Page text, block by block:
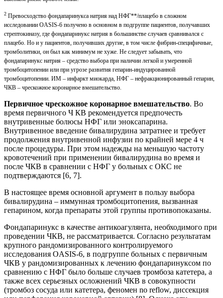
2 Превосходство фондапаринукса натрия над НФГ**/плацебо в сложном
исследовании OASIS-6 получено в основном в подгруппе пациентов, получавших
стрептокиназу, где фондапаринукс натрия в большинстве случаев сравнивался c
плацебо. Но и у пациентов, получивших другие, в том числе фибрин-специфичные,
тромболитики, он был как минимум не хуже. Не следует забывать, что
фондапаринукс натрия – средство выбора при наличии легкой и умеренной
тромбоцитопении или при угрозе развития гепарин-индуцированной
тромбоцитопении. ИМ – инфаркт миокарда, НФГ – нефракционированный гепарин,
ЧКВ – чрескожное коронарное вмешательство.
Первичное чрескожное коронарное вмешательство. Во
время первичного Ч КВ рекомендуется предпочесть
внутривенные болюсы НФГ или эноксапарина.
Внутривенное введение бивалирудина затратнее и требует
продолжения внутривенной инфузии по крайней мере 4 ч
после процедуры. При этом надежды на меньшую частоту
кровотечений при применении бивалирудина во время и
после ЧКВ в сравнении c НФГ у больных c ОКС не
подтверждаются [6, 7].
В настоящее время основной аргумент в пользу выбора
бивалирудина – иммунная тромбоцитопения, вызванная
гепарином, когда препараты этой группы противопоказаны.
Фондапаринукс в качестве антикоагулянта, необходимого при
проведении ЧКВ, не рассматривается. Согласно результатам
крупного рандомизированного контролируемого
исследования OASIS-6, в подгруппе больных c первичным
ЧКВ у рандомизированных к лечению фондапаринуксом по
сравнению c НФГ было больше случаев тромбоза катетера, а
также всех серьезных осложнений ЧКВ в совокупности
(тромбоз сосуда или катетера, феномен no reflow, диссекция